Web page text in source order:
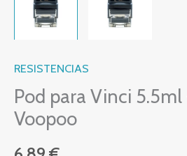
RESISTENCIAS
Pod para Vinci
Voopoo